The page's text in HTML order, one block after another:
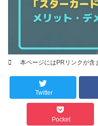
本ページにはPRリンクが含
Twitter
Pocket